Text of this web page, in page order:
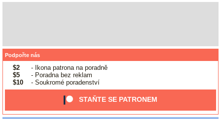
Podpořte nás
$2
- Ikona patrona na poradně
$5
- Poradna bez reklam
$10
- Soukromé poradenství
STAŇTE SE PATRONEM